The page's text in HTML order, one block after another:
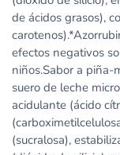
de ácidos grasos),
efectos negativos
niños.Sabor a
suero de leche
acidulante (ácido
(sucralosa),